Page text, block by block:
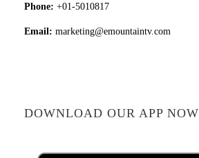
Phone: +01-5010817
Email: marketing@emountaintv.com
DOWNLOAD OUR APP NOW